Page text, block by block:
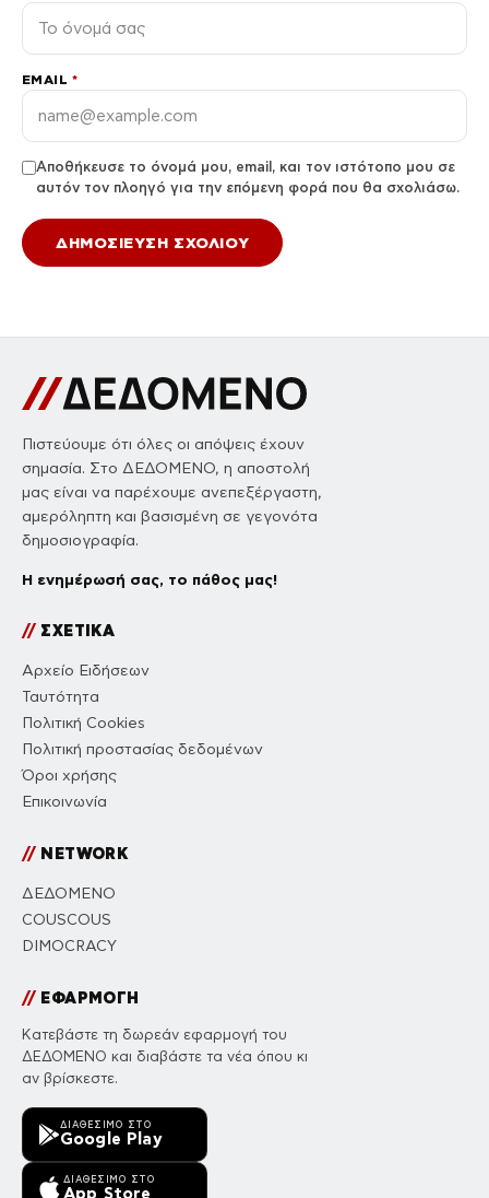
EMAIL *
Αποθήκευσε το όνομά μου, email, και τον ιστότοπο μου σε
αυτόν τον πλοηγό για την επόμενη φορά που θα σχολιάσω.
Πιστεύουμε ότι όλες οι απόψεις έχουν
σημασία. Στο ΔΕΔΟΜΕΝΟ, η αποστολή
μας είναι να παρέχουμε ανεπεξέργαστη,
αμερόληπτη και βασισμένη σε γεγονότα
δημοσιογραφία.
Η ενημέρωσή σας, το πάθος μας!
//ΣΧΕΤΙΚΑ
Αρχείο Ειδήσεων
Ταυτότητα
Πολιτική Cookies
Πολιτική προστασίας δεδομένων
Όροι χρήσης
Επικοινωνία
//NETWORK
ΔΕΔΟΜΕΝΟ
COUSCOUS
DIMOCRACY
//ΕΦΑΡΜΟΓΗ
Κατεβάστε τη δωρεάν εφαρμογή του
ΔΕΔΟΜΕΝΟ και διαβάστε τα νέα όπου κι
αν βρίσκεστε.
ΔΙΑΘΈΣΙΜΟ ΣΤΟ
Google Play
ΔΙΑΘΈΣΙΜΟ ΣΤΟ
App Store